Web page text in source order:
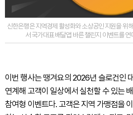
신한은행은 지역경제 활성화와 소상공인 지원을 위
서 국가대표 배달앱 바른 챌린지 이벤트를
이번 행사는 땡겨요의 2026년 슬로건인
연계해 고객이 일상에서 실천할 수 있는
참여형 이벤트다. 고객은 지역 가맹점을